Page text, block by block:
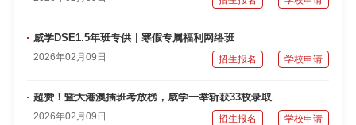
威学DSE1.5年班专供｜寒假专属福利网络班
2026年02月09日 招生报名 学校申请
超赞！暨大港澳插班考放榜，威学一举斩获33枚录取
2026年02月09日 招生报名 学校申请